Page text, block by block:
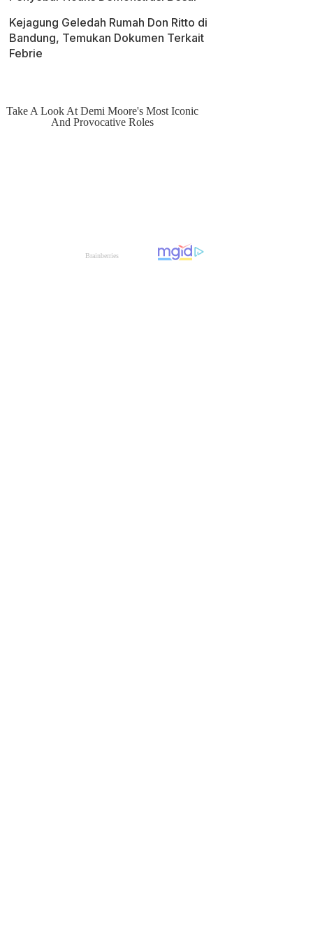
Kejagung Geledah Rumah Don Ritto di
Bandung, Temukan Dokumen Terkait
Febrie